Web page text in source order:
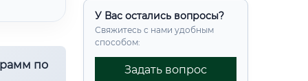
У Вас остались вопросы?
Свяжитесь с нами удобным
способом:
Задать вопрос
по